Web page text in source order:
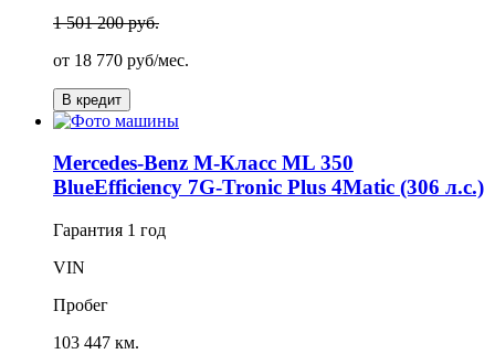
1 501 200 руб.
от 18 770 руб/мес.
В кредит
Mercedes-Benz M-Класс ML 350
BlueEfficiency 7G-Tronic Plus 4Matic (306 л.с.)
Гарантия 1 год
VIN
Пробег
103 447 км.